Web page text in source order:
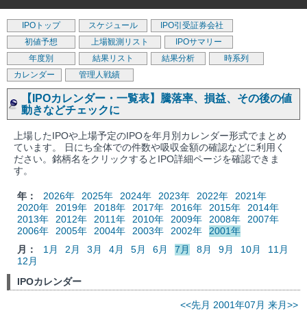
IPOトップ スケジュール
IPO引受証券会社
初値予想
上場観測リスト
IPOサマリー
年度別
結果リスト 結果分析
時系列
カレンダー
管理人戦績
【IPOカレンダー・一覧表】騰落率、損益、その後の値
動きなどチェックに
上場したIPOや上場予定のIPOを年月別カレンダー形式でまとめ
ています。 日にち全体での件数や吸収金額の確認などに利用く
ださい。銘柄名をクリックするとIPO詳細ページを確認できま
す。
年： 2026年 2025年 2024年 2023年 2022年
2021年
2020年
2019年 2018年 2017年 2016年 2015年
2014年
2013年
2012年 2011年 2010年 2009年 2008年
2007年
2006年
2005年 2004年 2003年 2002年
2001年
月：
1月 2月 3月 4月 5月 6月 7月 8月 9月 10月
11月
12月
IPOカレンダー
<<先月 2001年07月 来月>>